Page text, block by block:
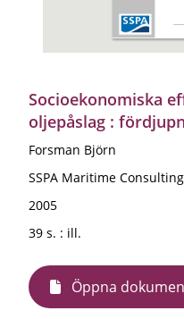
Socioekonomiska
oljepåslag :
Forsman Björn
SSPA Maritime
2005
39 s. : ill.
Öppna